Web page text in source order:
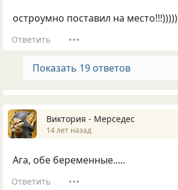
остроумно поставил на место!!!)))))
Ответить
Показать 19 ответов
Виктория - Мерседес
14 лет назад
Ага, обе беременные.....
Ответить